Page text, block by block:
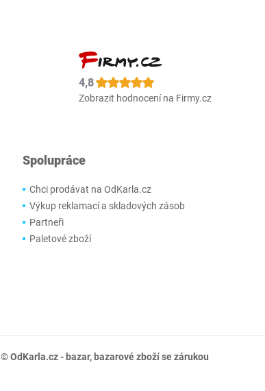
4,8
Zobrazit hodnocení na Firmy.cz
Spolupráce
Chci prodávat na OdKarla.cz
Výkup reklamací a skladových zásob
Partneři
Paletové zboží
© OdKarla.cz - bazar, bazarové zboží se zárukou